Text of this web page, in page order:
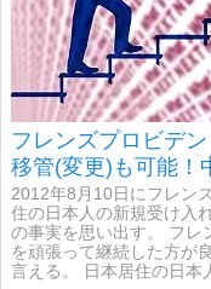
フレンズプロビデ
移管(変更)も可能！
くれる正規代理店
2012年8月10日にフレン
住の日本人の新規受け入
の事実を思い出す。 フレ
を頑張って継続した方が
言える。 日本居住の日本